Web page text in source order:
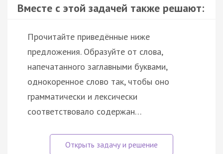
Вместе с этой задачей также решают:
Прочитайте приведённые ниже
предложения. Образуйте от слова,
напечатанного заглавными буквами,
однокоренное слово так, чтобы оно
грамматически и лексически
соответствовало содержан…